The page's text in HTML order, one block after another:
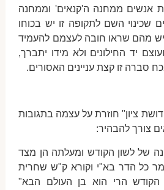
אנשים ממחנה ה'קנאים' וממחנה
שכינוי השם לתקופה זו יש בכוחו
יש מהם שראו חובה לעצמם להעמיד
יד החילונים ולא מידו יתברך,
סברה זו קצת עניינים האסורים.
ציון" חוזרת על עצמה בתגובות
צורך להבהיר:
של לשון הקודש ומעלתה הן מצד
כל הדר בא"י וקורא ק"ש שחרית
הקודש הרי הוא בן העולם הבא"